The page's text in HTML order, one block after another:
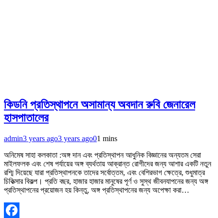
কিডনি প্রতিস্থাপনে অসামান্য অবদান রুবি জেনারেল
হাসপাতালের
admin3 years ago3 years ago01 mins
অনিমেষ সাহা কলকাতা :অঙ্গ দান এবং প্রতিস্থাপন আধুনিক বিজ্ঞানের অন্যতম সেরা
মাইলফলক এবং শেষ পর্যায়ের অঙ্গ ব্যর্থতায় আক্রান্ত রোগীদের জন্য আশার একটি নতুন
রশ্মি দিয়েছে যারা প্রতিস্থাপনকে তাদের সর্বোত্তম, এবং বেশিরভাগ ক্ষেত্রে, শুধুমাত্র
চিকিত্সার বিকল্প। প্রতি বছর, হাজার হাজার মানুষের পূর্ণ ও সুস্থ জীবনযাপনের জন্য অঙ্গ
প্রতিস্থাপনের প্রয়োজন হয় কিন্তু, অঙ্গ প্রতিস্থাপনের জন্য অপেক্ষা করা…